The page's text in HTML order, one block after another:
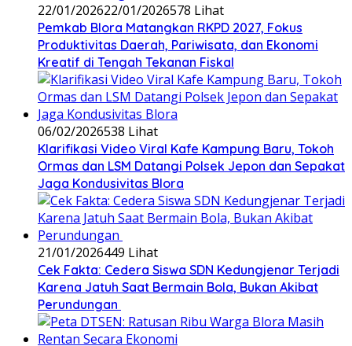
22/01/202622/01/2026578 Lihat
‎Pemkab Blora Matangkan RKPD 2027, Fokus
Produktivitas Daerah, Pariwisata, dan Ekonomi
Kreatif di Tengah Tekanan Fiskal
06/02/2026538 Lihat
‎Klarifikasi Video Viral Kafe Kampung Baru, Tokoh
Ormas dan LSM Datangi Polsek Jepon dan Sepakat
Jaga Kondusivitas Blora
21/01/2026449 Lihat
Cek Fakta: Cedera Siswa SDN Kedungjenar Terjadi
Karena Jatuh Saat Bermain Bola, Bukan Akibat
Perundungan ‎